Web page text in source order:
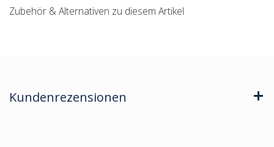
Zubehör & Alternativen zu diesem Artikel
Kundenrezensionen